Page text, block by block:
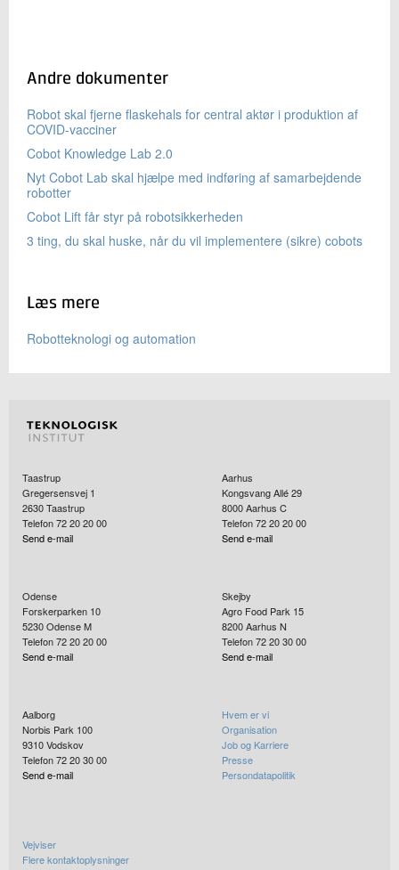
Andre dokumenter
Robot skal fjerne flaskehals for central aktør i produktion af
COVID-vacciner
Cobot Knowledge Lab 2.0
Nyt Cobot Lab skal hjælpe med indføring af samarbejdende
robotter
Cobot Lift får styr på robotsikkerheden
3 ting, du skal huske, når du vil implementere (sikre) cobots
Læs mere
Robotteknologi og automation
Taastrup
Gregersensvej 1
2630Taastrup
Telefon 72 20 20 00
Send e-mail
Aarhus
Kongsvang Allé 29
8000Aarhus C
Telefon 72 20 20 00
Send e-mail
Odense
Forskerparken 10
5230Odense M
Telefon 72 20 20 00
Send e-mail
Skejby
Agro Food Park 15
8200Aarhus N
Telefon 72 20 30 00
Send e-mail
Aalborg
Norbis Park 100
9310Vodskov
Telefon 72 20 30 00
Send e-mail
Hvem er vi
Organisation
Job og Karriere
Presse
Persondatapolitik
Vejviser
Flere kontaktoplysninger